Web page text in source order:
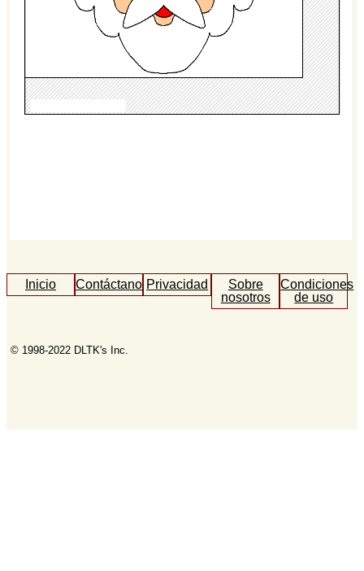
Inicio ContáctanosPrivacidad
Sobre
nosotros
Condiciones
de uso
© 1998-2022 DLTK's Inc.